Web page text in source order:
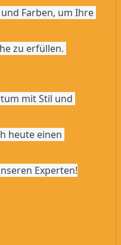
Farben, um Ihre
zu erfüllen.
mit Stil und
heute einen
Experten!